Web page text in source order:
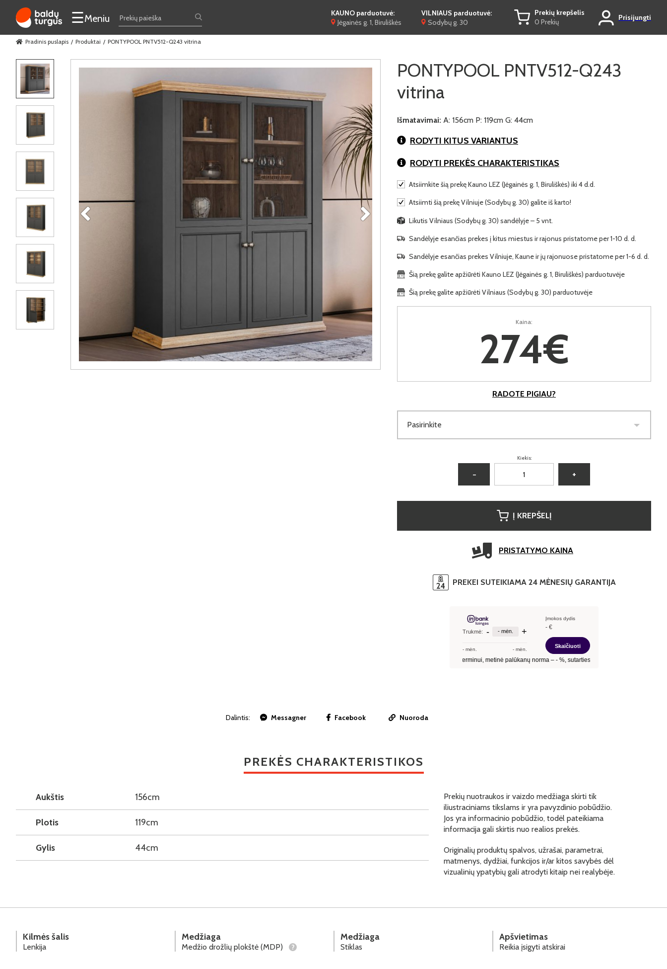
☰Meniu
KAUNO parduotuvė:
Jėgainės g. 1, Biruliškės
VILNIAUS parduotuvė:
Sodybų g. 30
Prekių krepšelis
0 Prekių
Prisijungti
Pradinis puslapis Produktai PONTYPOOL PNTV512-Q243 vitrina
PONTYPOOL PNTV512-Q243
vitrina
Išmatavimai: A: 156cm P: 119cm G: 44cm
RODYTI KITUS VARIANTUS
RODYTI PREKĖS CHARAKTERISTIKAS
Atsiimkite šią prekę Kauno LEZ (Jėgainės g. 1, Biruliškės) iki 4 d.d.
Atsiimti šią prekę Vilniuje (Sodybų g. 30) galite iš karto!
Likutis Vilniaus (Sodybų g. 30) sandėlyje – 5 vnt.
Sandėlyje esančias prekes į kitus miestus ir rajonus pristatome per 1-10 d. d.
Sandėlyje esančias prekes Vilniuje, Kaune ir jų rajonuose pristatome per 1-6 d. d.
Šią prekę galite apžiūrėti Kauno LEZ (Jėgainės g. 1, Biruliškės) parduotuvėje
Šią prekę galite apžiūrėti Vilniaus (Sodybų g. 30) parduotuvėje
Kaina:
274€
RADOTE PIGIAU?
Pasirinkite
Kiekis:
− +
Į KREPŠELĮ
PRISTATYMO KAINA
PREKEI SUTEIKIAMA 24 MĖNESIŲ GARANTIJA
Dalintis: Messagner Facebook Nuoroda
PREKĖS CHARAKTERISTIKOS
Aukštis 156cm
Plotis 119cm
Gylis 44cm
Prekių nuotraukos ir vaizdo medžiaga skirti tik
iliustraciniams tikslams ir yra pavyzdinio pobūdžio.
Jos yra informacinio pobūdžio, todėl pateikiama
informacija gali skirtis nuo realios prekės.
Originalių produktų spalvos, užrašai, parametrai,
matmenys, dydžiai, funkcijos ir/ar kitos savybės dėl
vizualinių ypatybių gali atrodyti kitaip nei realybėje.
Kilmės šalis
Lenkija
Medžiaga
Medžio drožlių plokštė (MDP) ?
Medžiaga
Stiklas
Apšvietimas
Reikia įsigyti atskirai